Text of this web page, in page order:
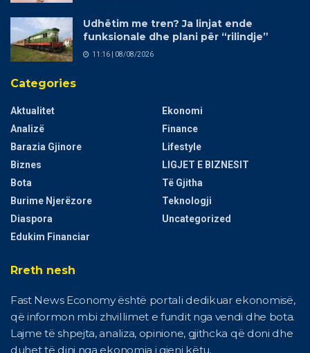
Udhëtim me tren? Ja linjat ende
funksionale dhe plani për “rilindje”
11:16 | 08/08/2026
Categories
Aktualitet
Analizë
Barazia Gjinore
Biznes
Bota
Burime Njerëzore
Diaspora
Edukim Financiar
Ekonomi
Finance
Lifestyle
LIGJET E BIZNESIT
Të Gjitha
Teknologji
Uncategorized
Rreth nesh
Fast News Economy është portali dedikuar ekonomisë,
që informon mbi zhvillimet e fundit nga vendi dhe bota.
Lajme të shpejta, analiza, opinione, gjithcka që doni dhe
duhet të dini nga ekonomia i gjeni këtu.